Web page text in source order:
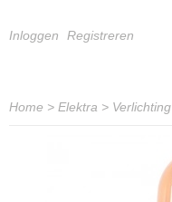
Inloggen Registreren
Home > Elektra > Verlichting